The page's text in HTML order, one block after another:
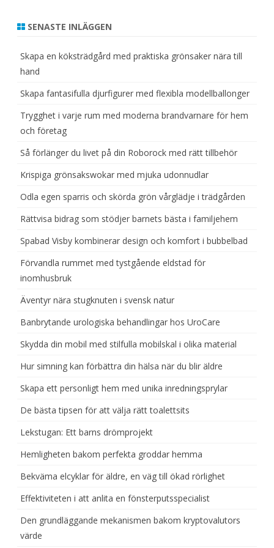
SENASTE INLÄGGEN
Skapa en köksträdgård med praktiska grönsaker nära till
hand
Skapa fantasifulla djurfigurer med flexibla modellballonger
Trygghet i varje rum med moderna brandvarnare för hem
och företag
Så förlänger du livet på din Roborock med rätt tillbehör
Krispiga grönsakswokar med mjuka udonnudlar
Odla egen sparris och skörda grön vårglädje i trädgården
Rättvisa bidrag som stödjer barnets bästa i familjehem
Spabad Visby kombinerar design och komfort i bubbelbad
Förvandla rummet med tystgående eldstad för
inomhusbruk
Äventyr nära stugknuten i svensk natur
Banbrytande urologiska behandlingar hos UroCare
Skydda din mobil med stilfulla mobilskal i olika material
Hur simning kan förbättra din hälsa när du blir äldre
Skapa ett personligt hem med unika inredningsprylar
De bästa tipsen för att välja rätt toalettsits
Lekstugan: Ett barns drömprojekt
Hemligheten bakom perfekta groddar hemma
Bekväma elcyklar för äldre, en väg till ökad rörlighet
Effektiviteten i att anlita en fönsterputsspecialist
Den grundläggande mekanismen bakom kryptovalutors
värde